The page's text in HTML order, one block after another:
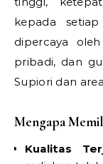
kepada
dipercaya
pribadi, dan
Supiori dan
Mengapa
Kualitas